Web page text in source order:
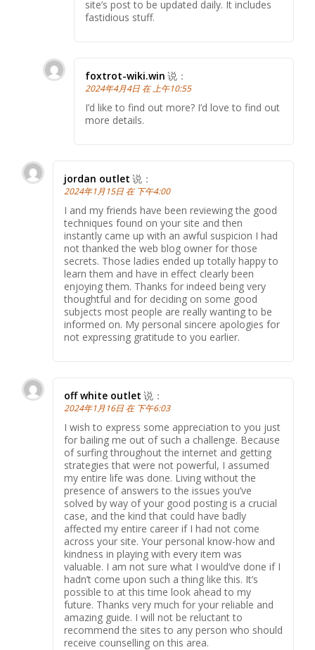
site’s post to be updated daily. It includes
fastidious stuff.
foxtrot-wiki.win 说：
2024年4月4日 在 上午10:55
I’d like to find out more? I’d love to find out
more details.
jordan outlet 说：
2024年1月15日 在 下午4:00
I and my friends have been reviewing the good
techniques found on your site and then
instantly came up with an awful suspicion I had
not thanked the web blog owner for those
secrets. Those ladies ended up totally happy to
learn them and have in effect clearly been
enjoying them. Thanks for indeed being very
thoughtful and for deciding on some good
subjects most people are really wanting to be
informed on. My personal sincere apologies for
not expressing gratitude to you earlier.
off white outlet 说：
2024年1月16日 在 下午6:03
I wish to express some appreciation to you just
for bailing me out of such a challenge. Because
of surfing throughout the internet and getting
strategies that were not powerful, I assumed
my entire life was done. Living without the
presence of answers to the issues you’ve
solved by way of your good posting is a crucial
case, and the kind that could have badly
affected my entire career if I had not come
across your site. Your personal know-how and
kindness in playing with every item was
valuable. I am not sure what I would’ve done if I
hadn’t come upon such a thing like this. It’s
possible to at this time look ahead to my
future. Thanks very much for your reliable and
amazing guide. I will not be reluctant to
recommend the sites to any person who should
receive counselling on this area.